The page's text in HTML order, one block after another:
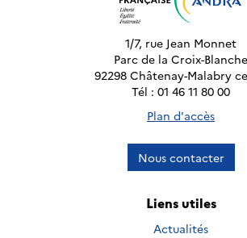
1/7, rue Jean Monnet
Parc de la Croix-Blanche
92298 Châtenay-Malabry
Tél : 01 46 11 80 00
Plan d'accès
Nous contacter
Liens utiles
Actualités